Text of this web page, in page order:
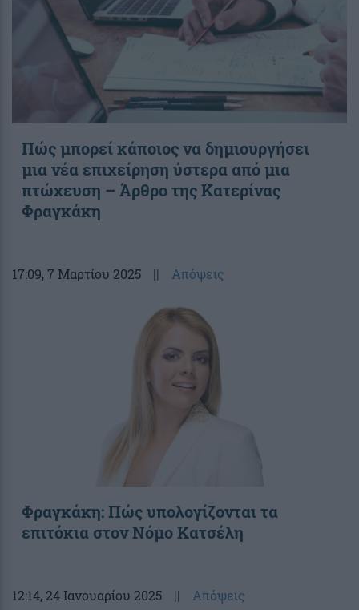
Πώς μπορεί κάποιος να δημιουργήσει
μια νέα επιχείρηση ύστερα από μια
πτώχευση – Άρθρο της Κατερίνας
Φραγκάκη
17:09, 7 Μαρτίου 2025 || Απόψεις
Φραγκάκη: Πώς υπολογίζονται τα
επιτόκια στον Νόμο Κατσέλη
12:14, 24 Ιανουαρίου 2025 || Απόψεις